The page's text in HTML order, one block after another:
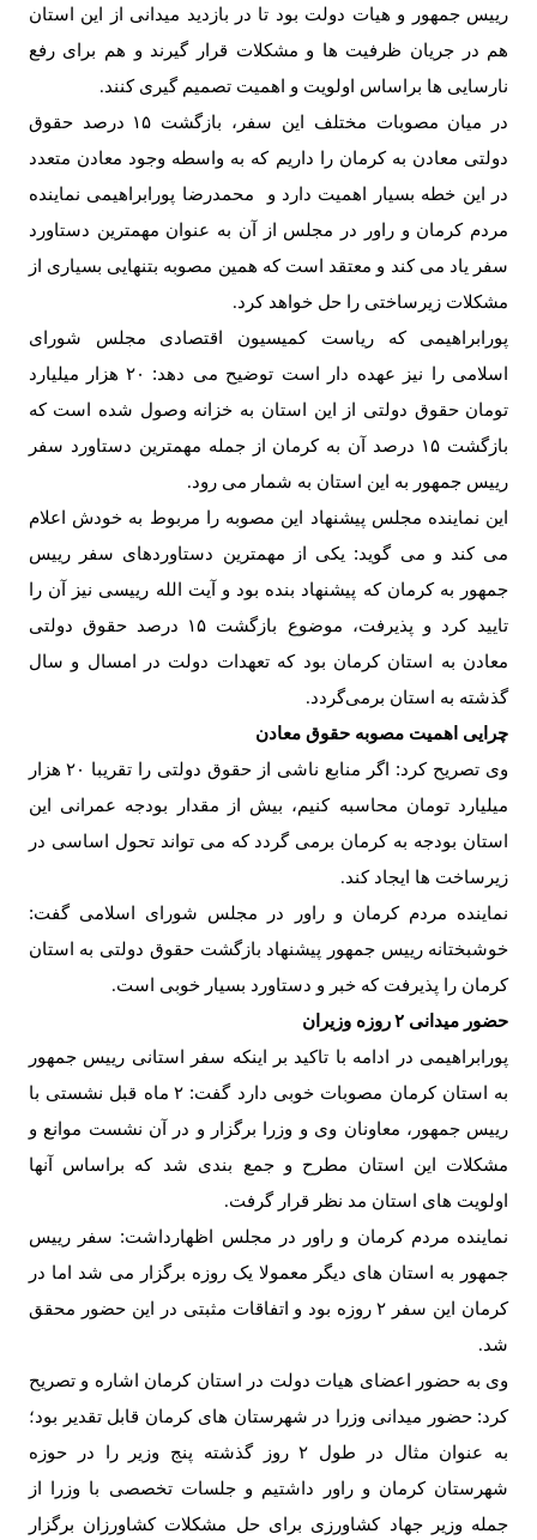
رییس جمهور و هیات دولت بود تا در بازدید میدانی از این استان
هم در جریان ظرفیت ها و مشکلات قرار گیرند و هم برای رفع
نارسایی ها براساس اولویت و اهمیت تصمیم گیری کنند.
در میان مصوبات مختلف این سفر، بازگشت ۱۵ درصد حقوق
دولتی معادن به کرمان را داریم که به واسطه وجود معادن متعدد
در این خطه بسیار اهمیت دارد و محمدرضا پورابراهیمی نماینده
مردم کرمان و راور در مجلس از آن به عنوان مهمترین دستاورد
سفر یاد می کند و معتقد است که همین مصوبه بتنهایی بسیاری از
مشکلات زیرساختی را حل خواهد کرد.
پورابراهیمی که ریاست کمیسیون اقتصادی مجلس شورای
اسلامی را نیز عهده دار است توضیح می دهد:
۲۰ هزار میلیارد
تومان حقوق دولتی از این استان به خزانه وصول شده است که
بازگشت ۱۵ درصد آن به کرمان از جمله مهمترین دستاورد سفر
رییس جمهور به این استان به شمار می رود.
این نماینده مجلس پیشنهاد این مصوبه را مربوط به خودش اعلام
می کند و می گوید: یکی از مهمترین دستاوردهای سفر رییس
جمهور به کرمان که پیشنهاد بنده بود و آیت الله رییسی نیز آن را
تایید کرد و پذیرفت، موضوع بازگشت ۱۵
درصد حقوق دولتی
معادن به استان کرمان بود که تعهدات دولت در امسال و سال
گذشته به استان برمی‌گردد.
چرایی اهمیت مصوبه حقوق معادن
وی تصریح کرد: اگر منابع ناشی از حقوق دولتی را تقریبا ۲۰ هزار
میلیارد تومان محاسبه کنیم، بیش از مقدار بودجه عمرانی این
استان بودجه به کرمان برمی گردد که می تواند تحول اساسی در
زیرساخت ها ایجاد کند.
نماینده مردم کرمان و راور در مجلس شورای اسلامی گفت:
خوشبختانه رییس جمهور پیشنهاد بازگشت حقوق دولتی به استان
کرمان را پذیرفت که خبر و دستاورد بسیار خوبی است.
حضور میدانی ۲ روزه وزیران
پورابراهیمی در ادامه با تاکید بر اینکه سفر استانی رییس جمهور
به استان کرمان مصوبات خوبی دارد گفت: ۲ ماه قبل نشستی با
رییس جمهور، معاونان وی و وزرا برگزار و در آن نشست موانع و
مشکلات این استان مطرح و جمع بندی شد که براساس آنها
اولویت های استان مد نظر قرار گرفت.
نماینده مردم کرمان و راور در مجلس اظهارداشت: سفر رییس
جمهور به استان های دیگر معمولا یک روزه برگزار می شد اما در
کرمان این سفر ۲ روزه بود و اتفاقات مثبتی در این حضور محقق
شد.
وی به حضور اعضای هیات دولت در استان کرمان اشاره و تصریح
کرد: حضور میدانی وزرا در شهرستان های کرمان قابل تقدیر بود؛
به عنوان مثال در طول۲ روز گذشته پنج وزیر را در حوزه
شهرستان کرمان و راور داشتیم و جلسات تخصصی با وزرا از
جمله وزیر جهاد کشاورزی برای حل مشکلات کشاورزان برگزار